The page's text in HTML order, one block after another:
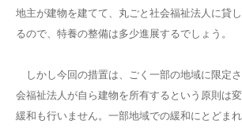
地主が建物を建てて、丸ごと社会福祉法人に貸
るので、特養の整備は多少進展するでしょう。
しかし今回の措置は、ごく一部の地域に限定
会福祉法人が自ら建物を所有するという原則は
緩和も行いません。一部地域での緩和にとどま